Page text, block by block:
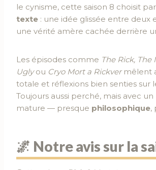
le cynisme, cette saison 8 choisit
texte : une idée glissée entre deux
une vérité amère cachée derrière
Les épisodes comme The Rick, The
Uglyou Cryo Mort a Rickvermêlent
totale et réflexions bien senties sur
Toujours aussi perché, mais avec
mature — presque philosophique,
🌌 Notre avis sur la